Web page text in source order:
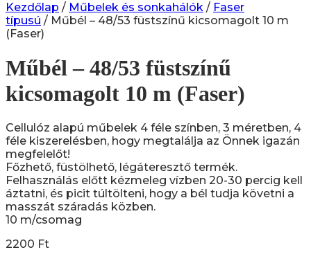
Kezdőlap / Műbelek és sonkahálók / Faser
típusú / Műbél – 48/53 füstszínű kicsomagolt 10 m
(Faser)
Műbél – 48/53 füstszínű
kicsomagolt 10 m (Faser)
Cellulóz alapú műbelek 4 féle színben, 3 méretben, 4
féle kiszerelésben, hogy megtalálja az Önnek igazán
megfelelőt!
Főzhető, füstölhető, légáteresztő termék.
Felhasználás előtt kézmeleg vízben 20-30 percig kell
áztatni, és picit túltölteni, hogy a bél tudja követni a
masszát száradás közben.
10 m/csomag
2200 Ft